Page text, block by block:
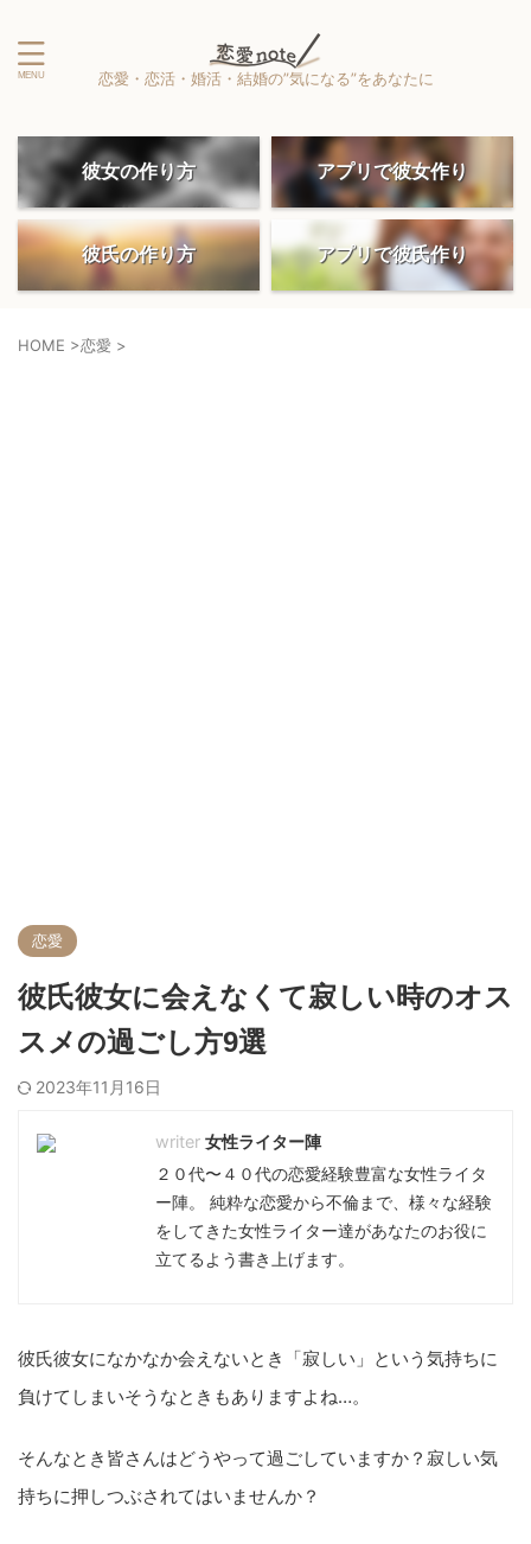
恋愛・恋活・婚活・結婚の”気になる”をあなたに
彼女の作り方 アプリで彼女作り
彼氏の作り方 アプリで彼氏作り
HOME >恋愛 >
恋愛
彼氏彼女に会えなくて寂しい時のオス
スメの過ごし方9選
2023年11月16日
女性ライター陣
２０代〜４０代の恋愛経験豊富な女性ライタ
ー陣。 純粋な恋愛から不倫まで、様々な経験
をしてきた女性ライター達があなたのお役に
立てるよう書き上げます。
彼氏彼女になかなか会えないとき「寂しい」という気持ちに
負けてしまいそうなときもありますよね…。
そんなとき皆さんはどうやって過ごしていますか？寂しい気
持ちに押しつぶされてはいませんか？